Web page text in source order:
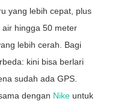
yang lebih cepat, plus
air hingga 50 meter
lebih cerah. Bagi
kini bisa berlari
sudah ada GPS.
dengan Nike untuk